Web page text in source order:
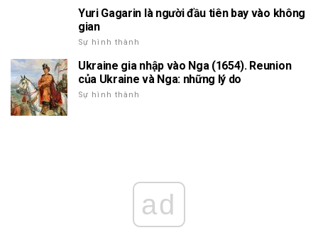
Yuri Gagarin là người đầu tiên bay vào không
gian
Sự hình thành
Ukraine gia nhập vào Nga (1654). Reunion
của Ukraine và Nga: những lý do
Sự hình thành
ad